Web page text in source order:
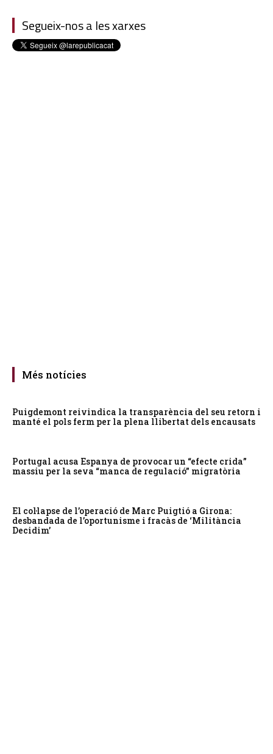
Segueix-nos a les xarxes
Més notícies
Puigdemont reivindica la transparència del seu retorn i
manté el pols ferm per la plena llibertat dels encausats
Portugal acusa Espanya de provocar un “efecte crida”
massiu per la seva “manca de regulació” migratòria
El col·lapse de l’operació de Marc Puigtió a Girona:
desbandada de l’oportunisme i fracàs de ‘Militància
Decidim’